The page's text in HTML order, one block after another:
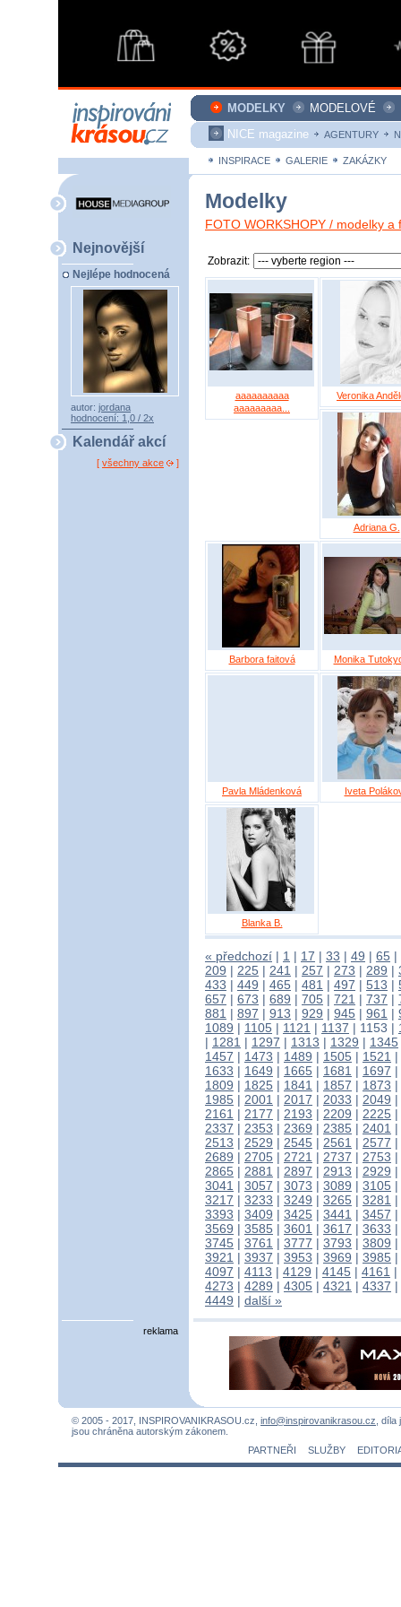
MODELKY MODELOVÉ
NICE magazine
AGENTURY
INSPIRACE GALERIE ZAKÁZKY
Nejnovější
Nejlépe hodnocená
autor: jordana
hodnocení: 1,0 / 2x
Kalendář akcí
[ všechny akce ]
Modelky
FOTO WORKSHOPY / modelky
Zobrazit:
aaaaaaaaaa
aaaaaaaaa...
Veronika
Adriana G.
Barbora faitová Monika
Pavla Mládenková Iveta
Blanka B.
« předchozí | 1 | 17 | 33 | 49 | 65 |
209 | 225 | 241 | 257 | 273 | 289 |
433 | 449 | 465 | 481 | 497 | 513 |
657 | 673 | 689 | 705 | 721 | 737 |
881 | 897 | 913 | 929 | 945 | 961 |
1089 | 1105 | 1121 | 1137 | 1153 |
| 1281 | 1297 | 1313 | 1329 | 1345
1457 | 1473 | 1489 | 1505 | 1521 |
1633 | 1649 | 1665 | 1681 | 1697 |
1809 | 1825 | 1841 | 1857 | 1873 |
1985 | 2001 | 2017 | 2033 | 2049 |
2161 | 2177 | 2193 | 2209 | 2225 |
2337 | 2353 | 2369 | 2385 | 2401 |
2513 | 2529 | 2545 | 2561 | 2577 |
2689 | 2705 | 2721 | 2737 | 2753 |
2865 | 2881 | 2897 | 2913 | 2929 |
3041 | 3057 | 3073 | 3089 | 3105 |
3217 | 3233 | 3249 | 3265 | 3281 |
3393 | 3409 | 3425 | 3441 | 3457 |
3569 | 3585 | 3601 | 3617 | 3633 |
3745 | 3761 | 3777 | 3793 | 3809 |
3921 | 3937 | 3953 | 3969 | 3985 |
4097 | 4113 | 4129 | 4145 | 4161 |
4273 | 4289 | 4305 | 4321 | 4337 |
4449 | další »
reklama
© 2005 - 2017, INSPIROVANIKRASOU.cz, info@inspirovanikrasou.cz, díla
jsou chráněna autorským zákonem.
PARTNEŘI
SLUŽBY